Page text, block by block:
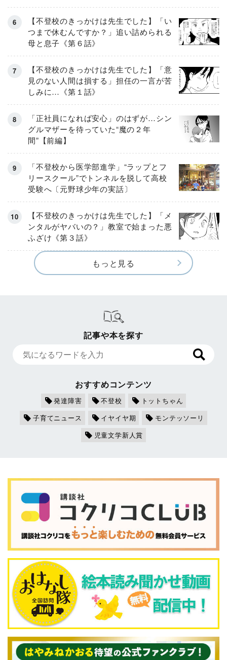
【不登校のきっかけは先生でした】「い
つまで休むんですか？」追い詰められる
母と息子《第６話》
【不登校のきっかけは先生でした】「意
見のない人間は損する」担任の一言が苦
しみに…《第１話》
「正社員になれば安心」のはずが…シン
グルマザーを待っていた“魔の２年
間”【前編】
「不登校から医学部進学」“ラップとフ
リースクール”でトンネルを脱して高校
受験へ〔元野球少年の実話〕
【不登校のきっかけは先生でした】「メ
ンタルがヤバいの？」教室で始まった悪
ふざけ《第３話》
もっと見る
記事や本を探す
おすすめコンテンツ
発達障害 不登校
トットちゃん
子育てニュース
イヤイヤ期
モンテッソーリ
児童文学新人賞